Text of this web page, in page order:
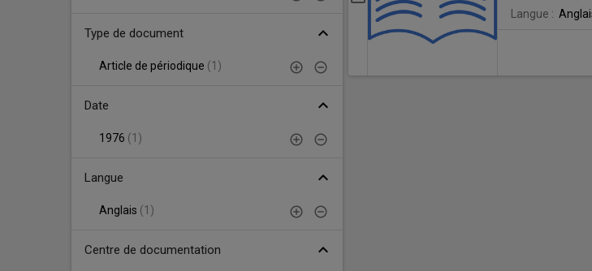
Sujet
Type de document expand_less
Article de périodique (1 )
Date expand_less
1976 (1 )
Langue expand_less
Anglais (1 )
Centre de documentation expand_less
DISTURBANCE
OF
DEVELOPMENT
THE
Langue :